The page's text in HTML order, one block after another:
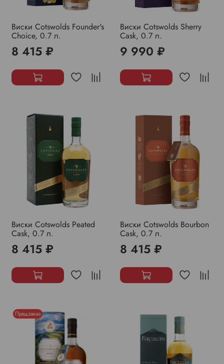
Виски Cotswolds Founder's
Choice, 0.7 л.
8 415 ₽
Виски Cotswolds Sherry
Cask, 0.7 л.
9 990 ₽
Виски Cotswolds Peated
Cask, 0.7 л.
8 415 ₽
Виски Cotswolds Bourbon
Cask, 0.7 л.
8 415 ₽
Предзаказ